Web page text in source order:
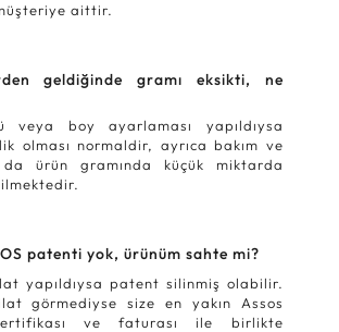
aittir.
geldiğinde gramı eksikti, ne
veya boy ayarlaması yapıldıysa
olması normaldir, ayrıca bakım ve
ürün gramında küçük miktarda
patenti yok, ürünüm sahte mi?
yapıldıysa patent silinmiş olabilir.
görmediyse size en yakın Assos
ve faturası ile birlikte